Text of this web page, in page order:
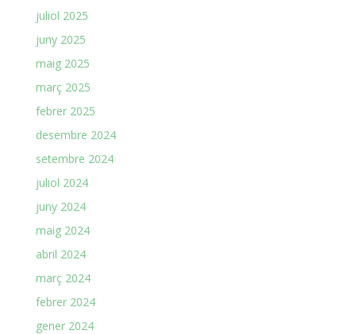
juliol 2025
juny 2025
maig 2025
març 2025
febrer 2025
desembre 2024
setembre 2024
juliol 2024
juny 2024
maig 2024
abril 2024
març 2024
febrer 2024
gener 2024